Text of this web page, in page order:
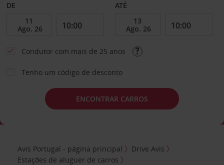
DE ATÉ
Condutor com mais de 25 anos
Tenho um código de desconto
ENCONTRAR CARROS
Avis Portugal - página principal
Drive Avis
Estações de aluguer de carros